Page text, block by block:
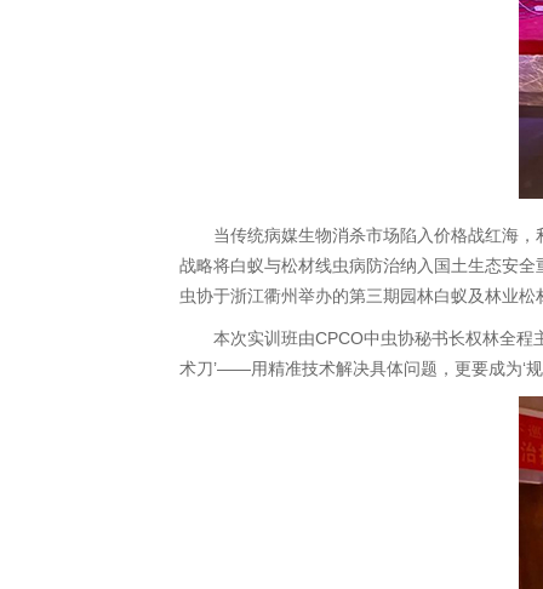
当传统病媒生物消杀市场陷入价格战红海
战略将白蚁与松材线虫病防治纳入国土生态安
虫协于浙江衢州举办的第三期园林白蚁及林业
本次实训班由CPCO中虫协秘书长权林全程
术刀’——用精准技术解决具体问题，更要成为‘